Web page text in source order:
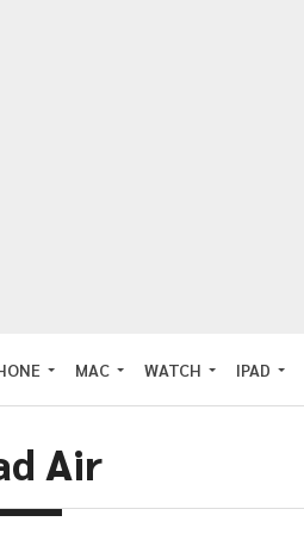
MAC WATCH IPAD
Air